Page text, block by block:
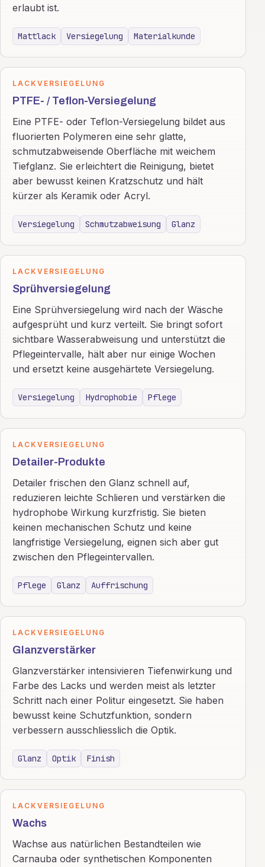
erlaubt ist.
Mattlack Versiegelung Materialkunde
LACKVERSIEGELUNG
PTFE- / Teflon-Versiegelung
Eine PTFE- oder Teflon-Versiegelung bildet aus
fluorierten Polymeren eine sehr glatte,
schmutzabweisende Oberfläche mit weichem
Tiefglanz. Sie erleichtert die Reinigung, bietet
aber bewusst keinen Kratzschutz und hält
kürzer als Keramik oder Acryl.
Versiegelung Schmutzabweisung Glanz
LACKVERSIEGELUNG
Sprühversiegelung
Eine Sprühversiegelung wird nach der Wäsche
aufgesprüht und kurz verteilt. Sie bringt sofort
sichtbare Wasserabweisung und unterstützt die
Pflegeintervalle, hält aber nur einige Wochen
und ersetzt keine ausgehärtete Versiegelung.
Versiegelung Hydrophobie Pflege
LACKVERSIEGELUNG
Detailer-Produkte
Detailer frischen den Glanz schnell auf,
reduzieren leichte Schlieren und verstärken die
hydrophobe Wirkung kurzfristig. Sie bieten
keinen mechanischen Schutz und keine
langfristige Versiegelung, eignen sich aber gut
zwischen den Pflegeintervallen.
Pflege Glanz Auffrischung
LACKVERSIEGELUNG
Glanzverstärker
Glanzverstärker intensivieren Tiefenwirkung und
Farbe des Lacks und werden meist als letzter
Schritt nach einer Politur eingesetzt. Sie haben
bewusst keine Schutzfunktion, sondern
verbessern ausschliesslich die Optik.
Glanz Optik Finish
LACKVERSIEGELUNG
Wachs
Wachse aus natürlichen Bestandteilen wie
Carnauba oder synthetischen Komponenten